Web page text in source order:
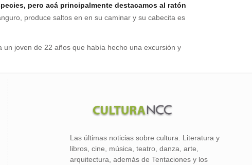
pero acá principalmente destacamos al ratón
produce saltos en en su caminar y su cabecita es
un joven de 22 años que había hecho una excursión y
Las últimas noticias sobre cultura. Literatura y
libros, cine, música, teatro, danza, arte,
arquitectura, además de Tentaciones y los